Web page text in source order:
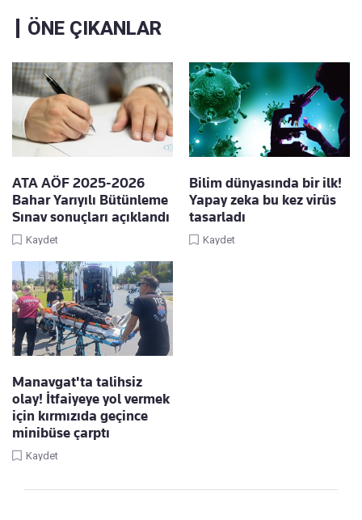
ÖNE ÇIKANLAR
ATA AÖF 2025-2026
Bahar Yarıyılı Bütünleme
Sınav sonuçları açıklandı
Kaydet
Bilim dünyasında bir ilk!
Yapay zeka bu kez virüs
tasarladı
Kaydet
Manavgat'ta talihsiz
olay! İtfaiyeye yol vermek
için kırmızıda geçince
minibüse çarptı
Kaydet